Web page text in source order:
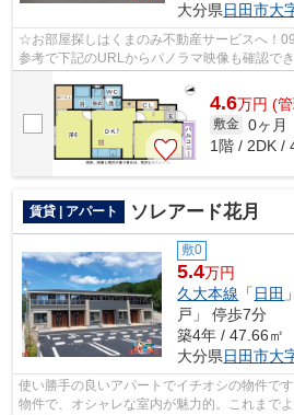
大分県日田市大
☆お部屋探しはくまのみ不動産サービスへ！
参考で下記のURLからパノラマ映像も確認で
4.6万円 (
敷金 0ヶ月
1階 / 2DK /
賃貸 | アパート ソレアード花月
敷0
5.4万円
久大本線 「 日田
戸」 停歩7分
築4年 / 47.66㎡
大分県日田市大
使い勝手の良いアパートでイチオシの物件で
物件で、オシャレな室内が魅力的。これまで